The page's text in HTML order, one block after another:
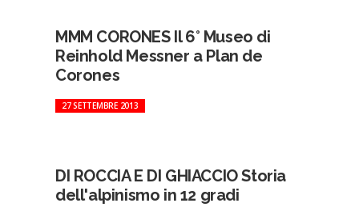
MMM CORONES Il 6° Museo di
Reinhold Messner a Plan de
Corones
27 SETTEMBRE 2013
DI ROCCIA E DI GHIACCIO Storia
dell'alpinismo in 12 gradi